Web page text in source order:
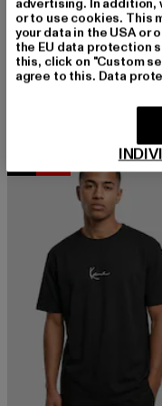
KARL KANI
20,99 EUR
Derzeitiger Preis: 20,99
29,99 EUR
NEU -43%
or to use cookies. This
your data in the USA or
the EU data protection
this, click on "Custom
agree to this. Data